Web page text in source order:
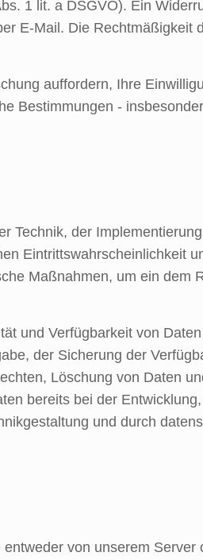
1 lit. a DSGVO). Ein
E-Mail. Die Rechtmäßigkeit
auffordern, Ihre
Bestimmungen -
Technik, der
Eintrittswahrscheinlichkeit
Maßnahmen, um ein dem
und Verfügbarkeit von
der Sicherung der
Löschung von Daten
bereits bei der
und durch
von unserem Server